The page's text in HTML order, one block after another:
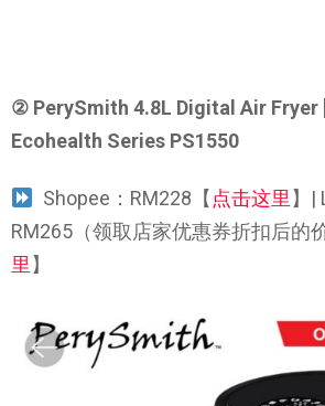
② PerySmith 4.8L Digital Air Fryer
Ecohealth Series PS1550
Shopee：RM228【 点击这里 】|
RM265（领取店家优惠券折扣后的
里 】